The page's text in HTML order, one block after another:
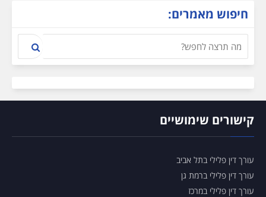
חיפוש מאמרים:
קישורים שימושיים
עורך דין פלילי בתל אביב
עורך דין פלילי ברמת גן
עורך דין פלילי במרכז